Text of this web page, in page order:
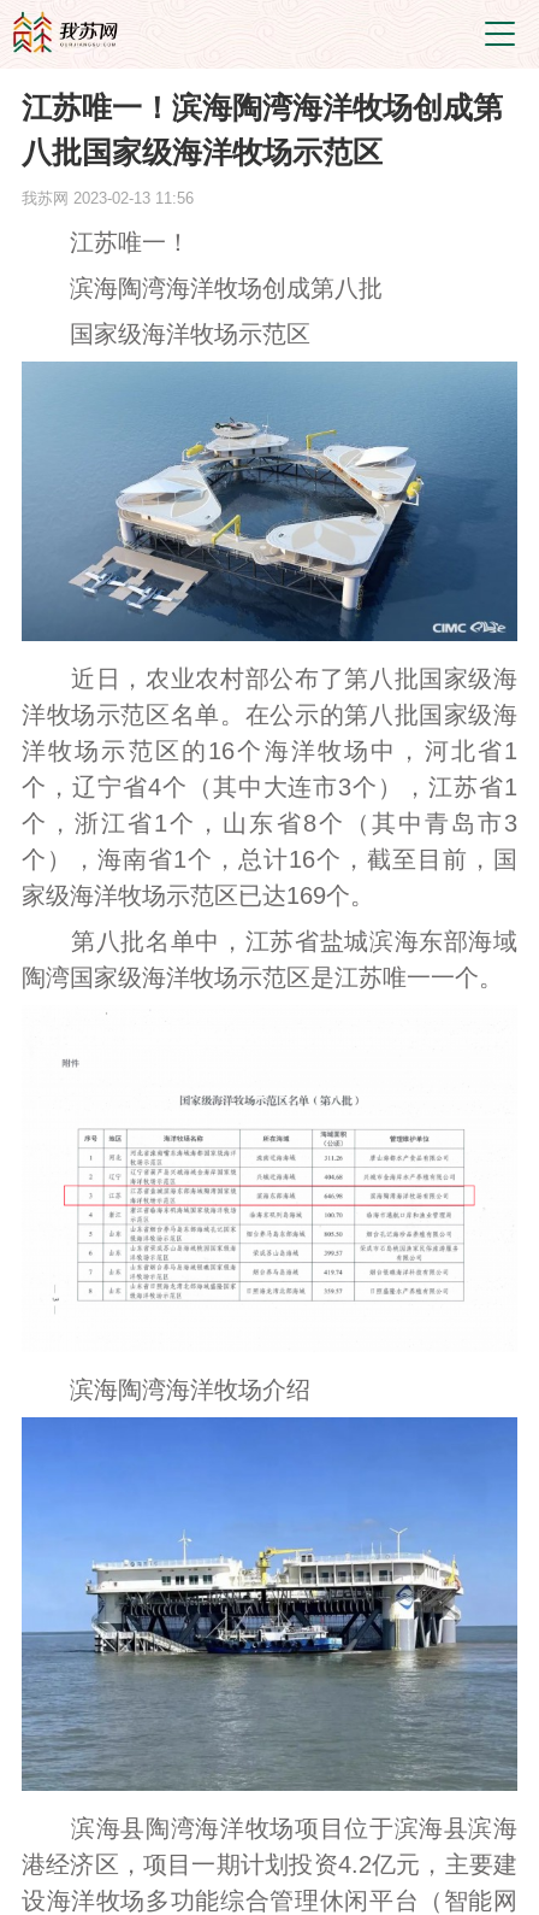
江苏唯一！滨海陶湾海洋牧场创成第
八批国家级海洋牧场示范区
我苏网 2023-02-13 11:56
江苏唯一！
滨海陶湾海洋牧场创成第八批
国家级海洋牧场示范区
近日，农业农村部公布了第八批国家级海
洋牧场示范区名单。在公示的第八批国家级海
洋牧场示范区的16个海洋牧场中，河北省1
个，辽宁省4个（其中大连市3个），江苏省1
个，浙江省1个，山东省8个（其中青岛市3
个），海南省1个，总计16个，截至目前，国
家级海洋牧场示范区已达169个。
第八批名单中，江苏省盐城滨海东部海域
陶湾国家级海洋牧场示范区是江苏唯一一个。
滨海陶湾海洋牧场介绍
滨海县陶湾海洋牧场项目位于滨海县滨海
港经济区，项目一期计划投资4.2亿元，主要建
设海洋牧场多功能综合管理休闲平台（智能网